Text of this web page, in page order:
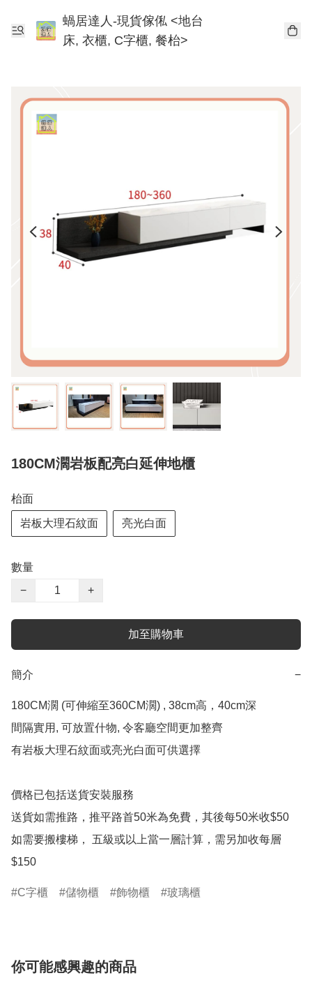
蝸居達人-現貨傢俬 <地台
床, 衣櫃, C字櫃, 餐枱>
180CM濶岩板配亮白延伸地櫃
枱面
岩板大理石紋面 亮光白面
數量
−
+
加至購物車
簡介 −
180CM濶 (可伸縮至360CM濶) , 38cm高，40cm深
間隔實用, 可放置什物, 令客廳空間更加整齊
有岩板大理石紋面或亮光白面可供選擇
價格已包括送貨安裝服務
送貨如需推路，推平路首50米為免費，其後每50米收$50
如需要搬樓梯， 五級或以上當一層計算，需另加收每層
$150
C字櫃 儲物櫃 飾物櫃 玻璃櫃
你可能感興趣的商品